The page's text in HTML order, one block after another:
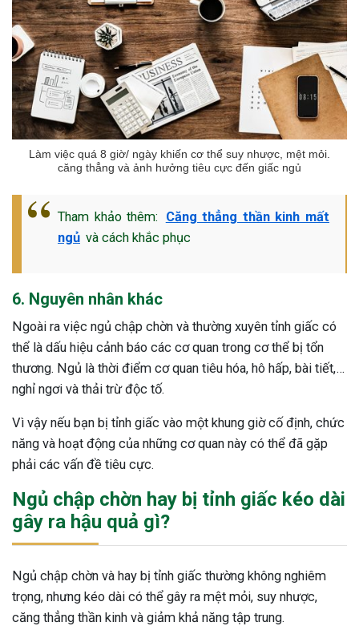
Làm việc quá 8 giờ/ ngày khiến cơ thể suy nhược, mệt mỏi.
căng thẳng và ảnh hưởng tiêu cực đến giấc ngủ
Tham khảo thêm:
Căng thẳng thần kinh mất
ngủ và cách khắc phục
6. Nguyên nhân khác
Ngoài ra việc ngủ chập chờn và thường xuyên tỉnh giấc có
thể là dấu hiệu cảnh báo các cơ quan trong cơ thể bị tổn
thương. Ngủ là thời điểm cơ quan tiêu hóa, hô hấp, bài tiết,…
nghỉ ngơi và thải trừ độc tố.
Vì vậy nếu bạn bị tỉnh giấc vào một khung giờ cố định, chức
năng và hoạt động của những cơ quan này có thể đã gặp
phải các vấn đề tiêu cực.
Ngủ chập chờn hay bị tỉnh giấc kéo dài
gây ra hậu quả gì?
Ngủ chập chờn và hay bị tỉnh giấc thường không nghiêm
trọng, nhưng kéo dài có thể gây ra mệt mỏi, suy nhược,
căng thẳng thần kinh và giảm khả năng tập trung.